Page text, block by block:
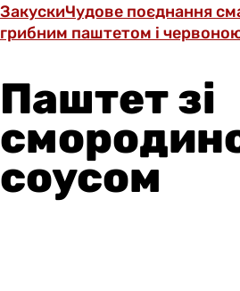
ЗакускиЧудове поєднання
грибним паштетом і
Паштет зі
соусом